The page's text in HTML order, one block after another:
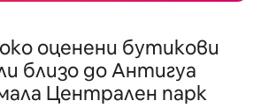
оценени бутикови
близо до Антигуа
Централен парк